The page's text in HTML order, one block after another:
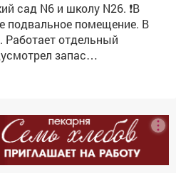
N6 и школу N26. ❗️В
подвальное помещение. В
Работает отдельный
запас
долгого хранения.
дети и педагоги, но и
Поэтому пункты укрытия
без окон с несущими
«остров